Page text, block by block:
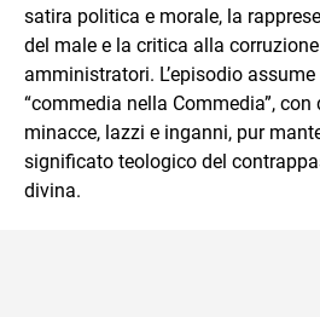
satira politica e morale, la
del male e la critica alla
amministratori. L’episodio
“commedia nella Commedia”,
minacce, lazzi e inganni, pur
significato teologico del
divina.